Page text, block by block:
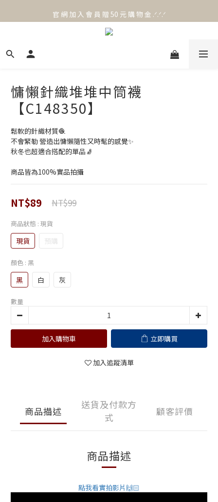
官 網 加 入 會 員 贈 50 元 購 物 金 .ᐟ.ᐟ.ᐟ
官 網 加 入 會 員 贈 50 元 購 物 金 .ᐟ.ᐟ.ᐟ
⟡.·*. 滿 NT.1000 免 運 費 ꔛ♡
慵懶針織堆堆中筒襪
【C148350】
鬆軟的針織材質🧶
不會緊勒 營造出慵懶隨性又時髦的感覺✨
秋冬也超適合搭配的單品🧦
商品皆為100%實品拍攝
NT$89 NT$99
商品狀態 : 現貨
現貨 預購
顏色 : 黑
黑 白 灰
數量
加入購物車 立即購買
加入追蹤清單
商品描述
送貨及付款方
式
顧客評價
商品描述
點我看實拍影片🙌🏻